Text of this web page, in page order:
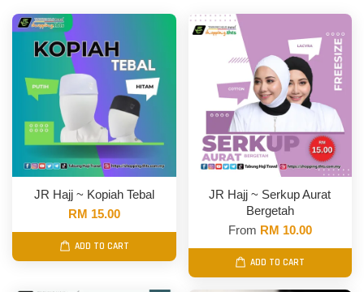
JR Hajj ~ Kopiah Tebal
RM 15.00
ADD TO CART
JR Hajj ~ Serkup Aurat
Bergetah
From RM 10.00
ADD TO CART